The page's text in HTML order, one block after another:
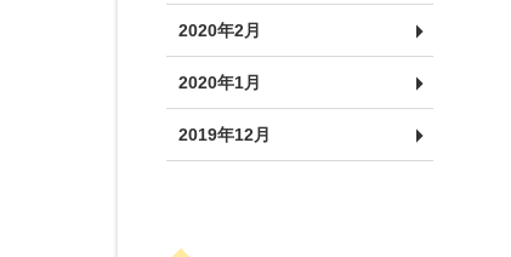
2020年2月
2020年1月
2019年12月